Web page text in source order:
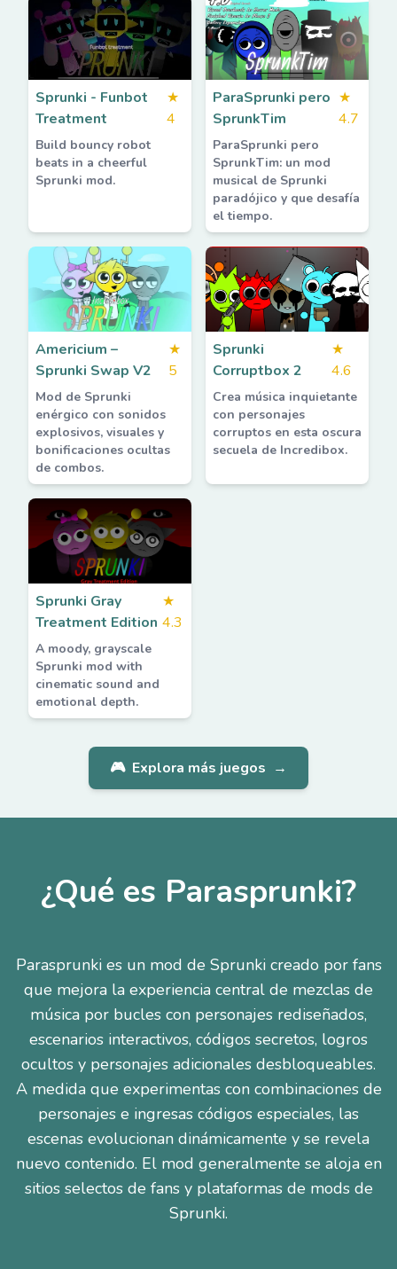
Sprunki - Funbot
Treatment
★
4
Build bouncy robot
beats in a cheerful
Sprunki mod.
ParaSprunki pero
SprunkTim
★
4.7
ParaSprunki pero
SprunkTim: un mod
musical de Sprunki
paradójico y que desafía
el tiempo.
Americium –
Sprunki Swap V2
★
5
Mod de Sprunki
enérgico con sonidos
explosivos, visuales y
bonificaciones ocultas
de combos.
Sprunki
Corruptbox 2
★
4.6
Crea música inquietante
con personajes
corruptos en esta oscura
secuela de Incredibox.
Sprunki Gray
Treatment Edition
★
4.3
A moody, grayscale
Sprunki mod with
cinematic sound and
emotional depth.
🎮 Explora más juegos →
¿Qué es Parasprunki?
Parasprunki es un mod de Sprunki creado por fans
que mejora la experiencia central de mezclas de
música por bucles con personajes rediseñados,
escenarios interactivos, códigos secretos, logros
ocultos y personajes adicionales desbloqueables.
A medida que experimentas con combinaciones de
personajes e ingresas códigos especiales, las
escenas evolucionan dinámicamente y se revela
nuevo contenido. El mod generalmente se aloja en
sitios selectos de fans y plataformas de mods de
Sprunki.